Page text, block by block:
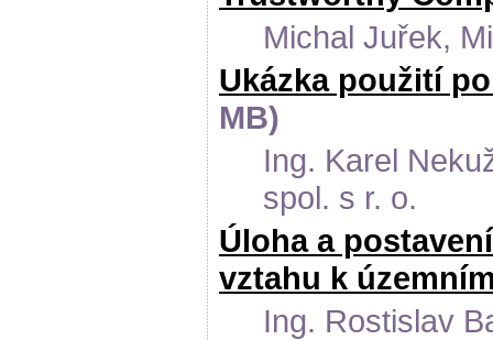
Michal Juřek,
Ukázka použití
MB)
Ing. Karel
spol. s r. o.
Úloha a
vztahu k
Ing. Rostislav